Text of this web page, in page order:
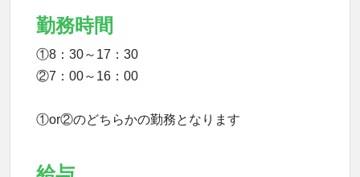
勤務時間
①8：30～17：30
②7：00～16：00
①or②のどちらかの勤務となります